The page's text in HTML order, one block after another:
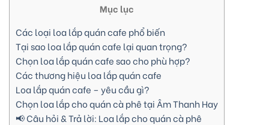
Mục lục
Các loại loa lắp quán cafe phổ biến
Tại sao loa lắp quán cafe lại quan trọng?
Chọn loa lắp quán cafe sao cho phù hợp?
Các thương hiệu loa lắp quán cafe
Loa lắp quán cafe – yêu cầu gì?
Chọn loa lắp cho quán cà phê tại Âm Thanh Hay
📢 Câu hỏi & Trả lời: Loa lắp cho quán cà phê